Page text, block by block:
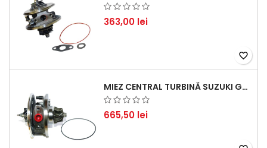
363,00 lei
favorite_border
MIEZ CENTRAL TURBINĂ SUZUKI GRAND ESCUDO II 1.9 DDIS TRACȚIUNE INTEGRALĂ - MOTORIZARE 1.9L, 95 KW (129 CP)
665,50 lei